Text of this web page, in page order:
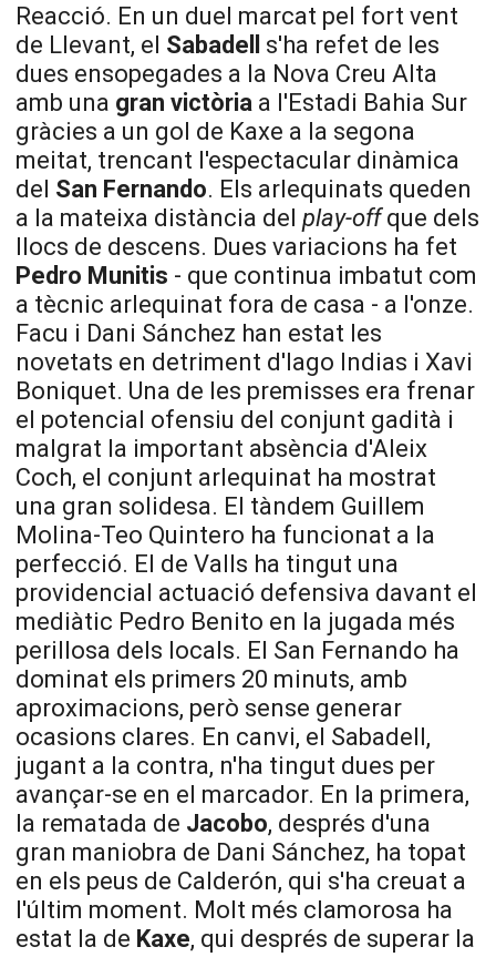
Reacció. En un duel marcat pel fort vent
de Llevant, el Sabadell
s'ha refet de les
dues ensopegades a la Nova Creu Alta
amb una gran victòria a l'Estadi Bahia Sur
gràcies a un gol de Kaxe a la segona
meitat, trencant l'espectacular dinàmica
del San Fernando. Els arlequinats queden
a la mateixa distància delplay-offque dels
llocs de descens. Dues variacions ha fet
Pedro Munitis - que continua imbatut com
a tècnic arlequinat fora de casa - a l'onze.
Facu i Dani Sánchez han estat les
novetats en detriment d'Iago Indias i Xavi
Boniquet. Una de les premisses era frenar
el potencial ofensiu del conjunt gadità i
malgrat la important absència d'Aleix
Coch, el conjunt arlequinat ha mostrat
una gran solidesa. El tàndem Guillem
Molina-Teo Quintero ha funcionat a la
perfecció. El de Valls ha tingut una
providencial actuació defensiva davant el
mediàtic Pedro Benito en la jugada més
perillosa dels locals. El San Fernando ha
dominat els primers 20 minuts, amb
aproximacions, però sense generar
ocasions clares. En canvi, el Sabadell,
jugant a la contra, n'ha tingut dues per
avançar-se en el marcador. En la primera,
la rematada de Jacobo, després d'una
gran maniobra de Dani Sánchez, ha topat
en els peus de Calderón, qui s'ha creuat a
l'últim moment. Molt més clamorosa ha
estat la de Kaxe, qui després de superar la